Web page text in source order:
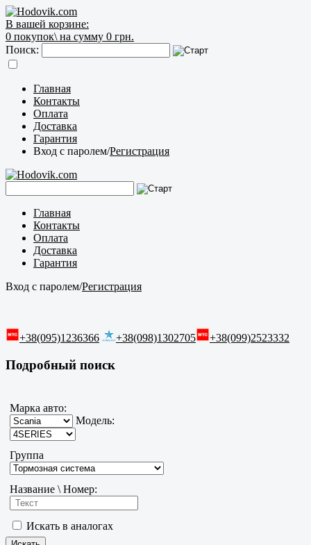
В вашей корзине:
0 покупок\ на сумму 0 грн.
Поиск:
Главная
Контакты
Оплата
Доставка
Гарантия
Вход с паролем/Регистрация
Главная
Контакты
Оплата
Доставка
Гарантия
Вход с паролем/Регистрация
+38(095)1236366 +38(098)1302705 +38(099)2523332
Подробный поиск
Марка авто:
Модель:
Группа
Название \ Номер:
Искать в аналогах